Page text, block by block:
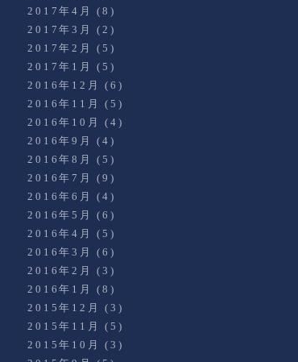
2017年4月
(8)
2017年3月
(2)
2017年2月
(5)
2017年1月
(5)
2016年12月
(6)
2016年11月
(5)
2016年10月
(4)
2016年9月
(4)
2016年8月
(5)
2016年7月
(9)
2016年6月
(4)
2016年5月
(6)
2016年4月
(5)
2016年3月
(6)
2016年2月
(3)
2016年1月
(8)
2015年12月
(3)
2015年11月
(5)
2015年10月
(3)